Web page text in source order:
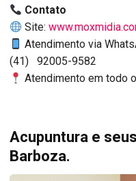
Contato
Site:
Atendimento via
(41) 92005-9582
Atendimento em todo
Acupuntura e
Barboza.